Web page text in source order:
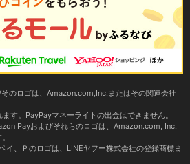
のロゴは、Amazon.com,Inc.またはその関連会社
す。PayPayマネーライトの出金はできません。
Payおよびそれらのロゴは、Amazon.com, Inc.
イ、Ｐのロゴは、LINEヤフー株式会社の登録商標ま